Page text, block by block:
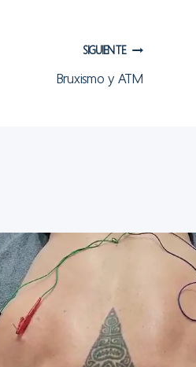
SIGUIENTE
Bruxismo y ATM